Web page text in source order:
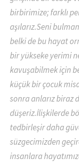
birbirimize; farklı
aşılarız.Seni
belki de bu hayat
bir yükseke yerimi
kavuşabilmek için
küçük bir çocuk
sonra anlarız biraz
düşeriz.İlişkilerde
tedbirleşir daha
süzgecimizden
insanlara